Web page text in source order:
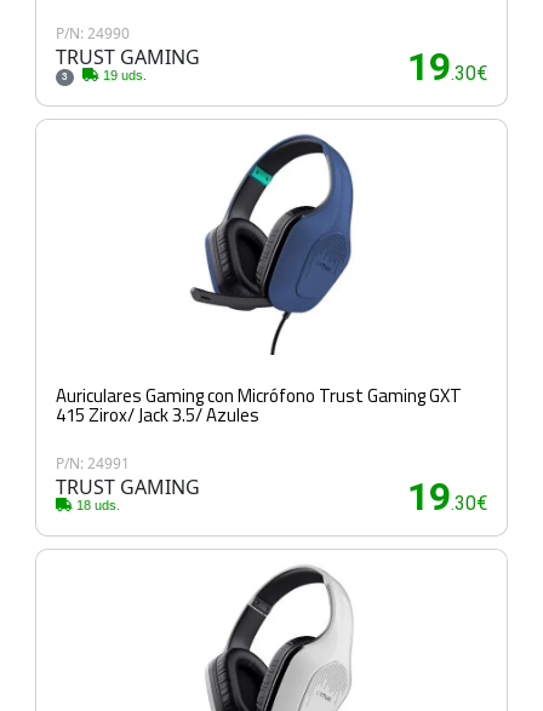
P/N: 24990
TRUST GAMING
3 19 uds. 19.30€
Auriculares Gaming con Micrófono Trust Gaming GXT
415 Zirox/ Jack 3.5/ Azules
P/N: 24991
TRUST GAMING
18 uds. 19.30€